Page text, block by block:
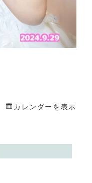
カレンダーを表示